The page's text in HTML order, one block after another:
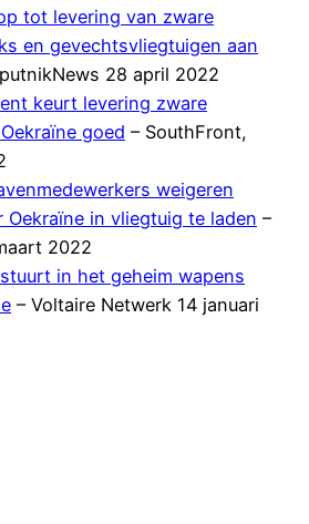
tot levering van zware
en gevechtsvliegtuigen aan
28 april 2022
keurt levering zware
goed – SouthFront,
weigeren
Oekraïne in vliegtuig te laden –
2022
in het geheim wapens
– Voltaire Netwerk 14 januari